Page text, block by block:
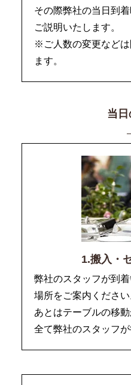
その際弊社の当日到
ご説明いたします。
※ご人数の変更などは
ます。
当
1.搬入・
弊社のスタッフが到
場所をご案内ください
あとはテーブルの移
全て弊社のスタッフが